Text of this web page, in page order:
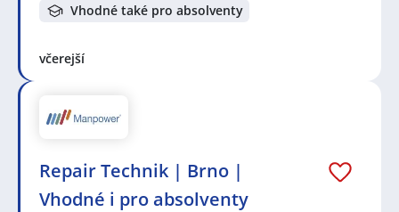
Vhodné také pro absolventy
včerejší
Repair Technik | Brno |
Vhodné i pro absolventy